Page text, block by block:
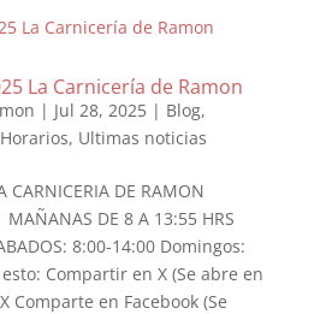
La Carnicería de Ramon
| Jul 28, 2025| Blog,
Horarios, Ultimas noticias
CARNICERIA DE RAMON
DE 8 A 13:55 HRS
8:00-14:00 Domingos:
esto: Compartir en X (Se abre en
Comparte en Facebook (Se